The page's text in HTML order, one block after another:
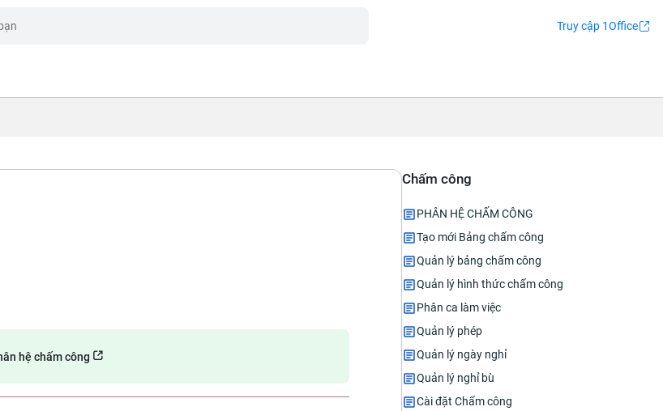
Truy cập 1Office
hệ chấm công
Chấm công
PHÂN HỆ CHẤM CÔNG
Tạo mới Bảng chấm công
Quản lý bảng chấm công
Quản lý hình thức chấm công
Phân ca làm việc
Quản lý phép
Quản lý ngày nghỉ
Quản lý nghỉ bù
Cài đặt Chấm công